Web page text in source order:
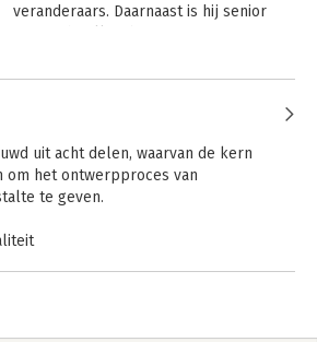
veranderaars. Daarnaast is hij senior
Twynstra Gudde. Hij is vooral actief rond
promoveerde cum laude op het
Hij heeft meer dan honderd publicaties
op zijn naam staan
systeemdenken, leerprocessen en
onderzoek. Hij is bekend van het
door Hans Vermaak
uit acht delen, waarvan de kern
om het ontwerpproces van
te geven.